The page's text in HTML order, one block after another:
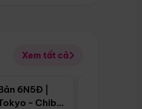
Xem tất cả
Điểm nổi bật
6N5Đ |
- Chiba